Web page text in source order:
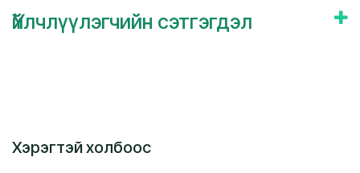
Үйлчлүүлэгчийн сэтгэгдэл
Хэрэгтэй холбоос